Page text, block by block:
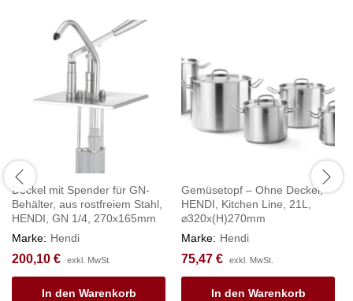
Deckel mit Spender für GN-
Behälter, aus rostfreiem Stahl,
HENDI, GN 1/4, 270x165mm
Marke: Hendi
200,10 € exkl. MwSt.
In den Warenkorb
Gemüsetopf – Ohne Deckel,
HENDI, Kitchen Line, 21L,
⌀320x(H)270mm
Marke: Hendi
75,47 € exkl. MwSt.
In den Warenkorb